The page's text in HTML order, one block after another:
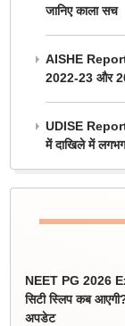
जानिए काला सच
AISHE Reports:
2022-23 और
UDISE
में दाखिले में
NEET PG 2026
सिटी स्लिप कब
अपडेट